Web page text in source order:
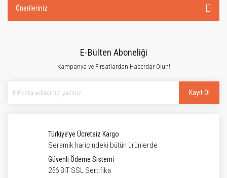
Önerileriniz
E-Bülten Aboneliği
Kampanya ve Fırsatlardan Haberdar Olun!
Kayıt Ol
Türkiye’ye Ücretsiz Kargo
Seramik haricindeki bütün ürünlerde
Güvenli Ödeme Sistemi
256 BIT SSL Sertifika